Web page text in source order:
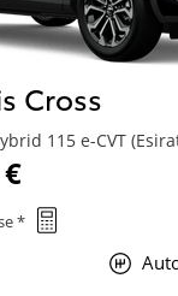
Cross
115 e-CVT
*